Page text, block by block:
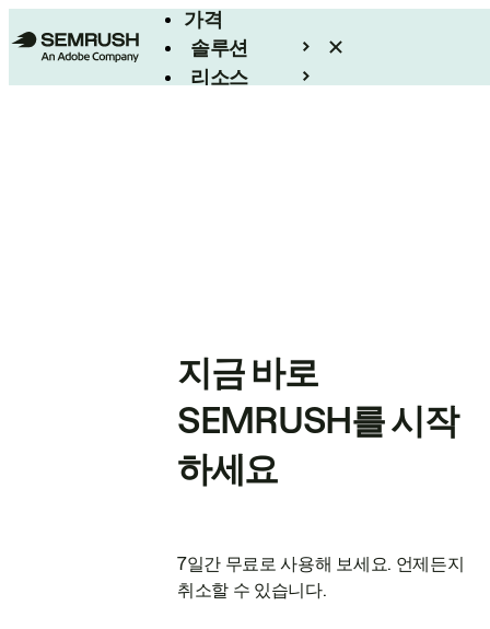
가격
솔루션
리소스
지금 바로
SEMRUSH를 시작
하세요
7일간 무료로 사용해 보세요. 언제든지
취소할 수 있습니다.